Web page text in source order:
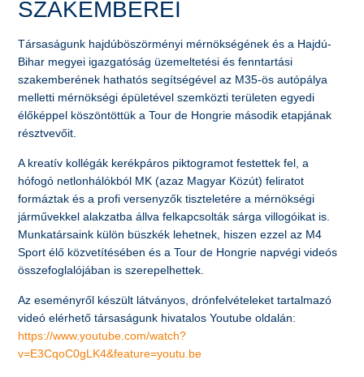
SZAKEMBEREI
Társaságunk hajdúböszörményi mérnökségének és a Hajdú-
Bihar megyei igazgatóság üzemeltetési és fenntartási
szakemberének hathatós segítségével az M35-ös autópálya
melletti mérnökségi épületével szemközti területen egyedi
élőképpel köszöntöttük a Tour de Hongrie második etapjának
résztvevőit.
A kreatív kollégák kerékpáros piktogramot festettek fel, a
hófogó netlonhálókból MK (azaz Magyar Közút) feliratot
formáztak és a profi versenyzők tiszteletére a mérnökségi
járművekkel alakzatba állva felkapcsolták sárga villogóikat is.
Munkatársaink külön büszkék lehetnek, hiszen ezzel az M4
Sport élő közvetítésében és a Tour de Hongrie napvégi videós
összefoglalójában is szerepelhettek.
Az eseményről készült látványos, drónfelvételeket tartalmazó
videó elérhető társaságunk hivatalos Youtube oldalán:
https://www.youtube.com/watch?
v=E3CqoC0gLK4&feature=youtu.be